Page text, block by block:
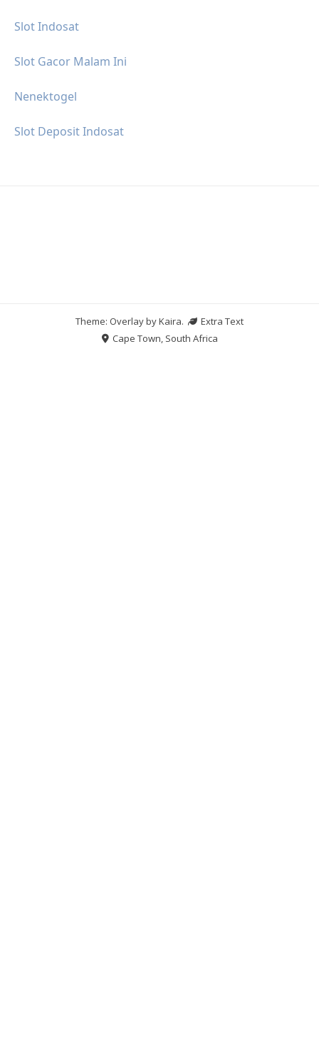
Slot Indosat
Slot Gacor Malam Ini
Nenektogel
Slot Deposit Indosat
Theme: Overlay byKaira.
Extra Text
Cape Town, South Africa